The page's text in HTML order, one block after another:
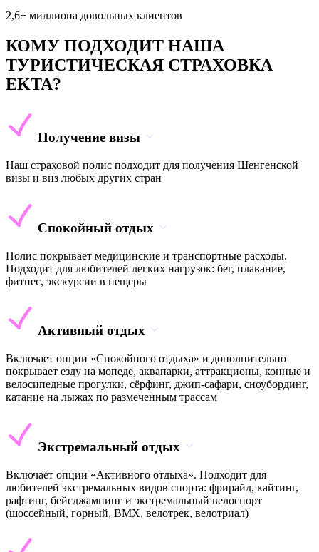
2,6+ миллиона довольных клиентов
КОМУ ПОДХОДИТ НАША
ТУРИСТИЧЕСКАЯ СТРАХОВКА
EKTA?
Получение визы
Наш страховой полис подходит для получения Шенгенской
визы и виз любых других стран
Спокойный отдых
Полис покрывает медицинские и транспортные расходы.
Подходит для любителей легких нагрузок: бег, плавание,
фитнес, экскурсии в пещеры
Активный отдых
Включает опции «Спокойного отдыха» и дополнительно
покрывает езду на мопеде, аквапарки, аттракционы, конные и
велосипедные прогулки, сёрфинг, джип-сафари, сноубординг,
катание на лыжах по размеченным трассам
Экстремальный отдых
Включает опции «Активного отдыха». Подходит для
любителей экстремальных видов спорта: фрирайд, кайтинг,
рафтинг, бейсджампинг и экстремальный велоспорт
(шоссейный, горный, BMX, велотрек, велотриал)